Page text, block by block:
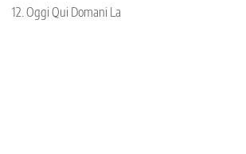
12. Oggi Qui Domani La